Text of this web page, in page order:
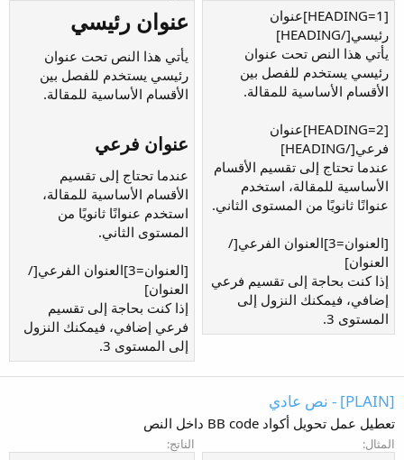
[HEADING=1]عنوان
رئيسي[/HEADING]
يأتي هذا النص تحت عنوان
رئيسي يستخدم للفصل بين
الأقسام الأساسية للمقالة.
[HEADING=2]عنوان
فرعي[/HEADING]
عندما تحتاج إلى تقسيم الأقسام
الأساسية للمقالة، استخدم
عنوانًا ثانويًا من المستوى الثاني.
[العنوان=3]العنوان الفرعي[/
العنوان]
إذا كنت بحاجة إلى تقسيم فرعي
إضافي، فيمكنك النزول إلى
المستوى 3.
عنوان رئيسي​
يأتي هذا النص تحت عنوان
رئيسي يستخدم للفصل بين
الأقسام الأساسية للمقالة.
عنوان فرعي​
عندما تحتاج إلى تقسيم
الأقسام الأساسية للمقالة،
استخدم عنوانًا ثانويًا من
المستوى الثاني.
[العنوان=3]العنوان الفرعي[/
العنوان]
إذا كنت بحاجة إلى تقسيم
فرعي إضافي، فيمكنك النزول
إلى المستوى 3.
[PLAIN] - نص عادي
تعطيل عمل تحويل أكواد BB code داخل النص
المثال: الناتج: